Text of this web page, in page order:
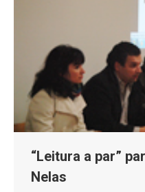
“Leitura a par”
Nelas